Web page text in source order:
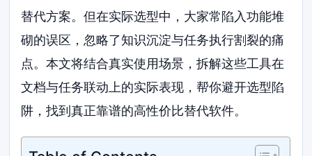
替代方案。但在实际选型中，大家常陷入功能堆
砌的误区，忽略了知识沉淀与任务执行割裂的痛
点。本文将结合真实使用场景，拆解这些工具在
文档与任务联动上的实际表现，帮你避开选型陷
阱，找到真正靠谱的高性价比替代软件。